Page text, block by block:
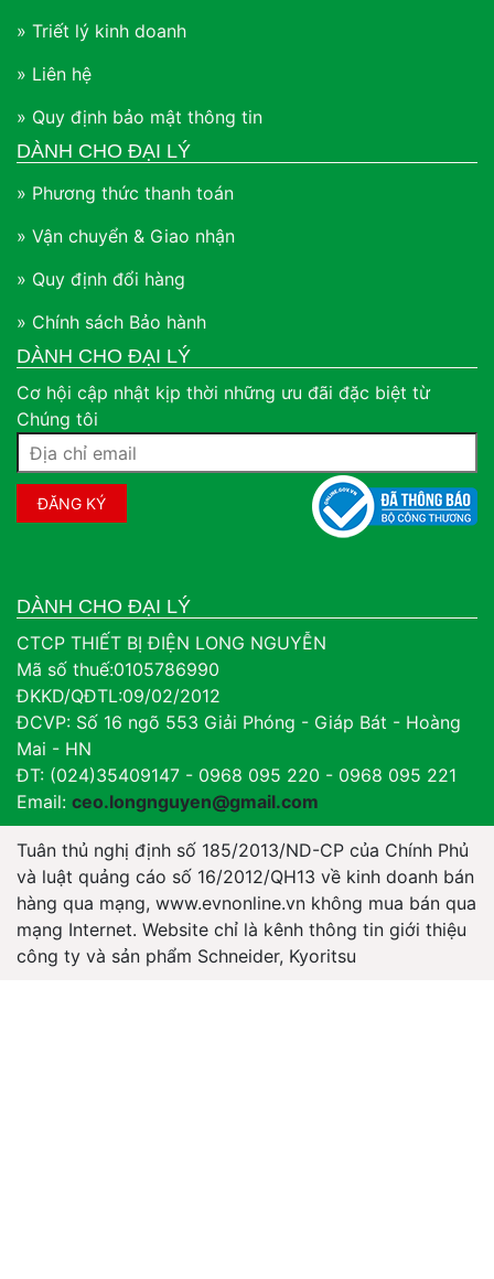
» Triết lý kinh doanh
» Liên hệ
» Quy định bảo mật thông tin
DÀNH CHO ĐẠI LÝ
» Phương thức thanh toán
» Vận chuyển & Giao nhận
» Quy định đổi hàng
» Chính sách Bảo hành
DÀNH CHO ĐẠI LÝ
Cơ hội cập nhật kịp thời những ưu đãi đặc biệt từ
Chúng tôi
DÀNH CHO ĐẠI LÝ
CTCP THIẾT BỊ ĐIỆN LONG NGUYỄN
Mã số thuế:0105786990
ĐKKD/QĐTL:09/02/2012
ĐCVP: Số 16 ngõ 553 Giải Phóng - Giáp Bát - Hoàng
Mai - HN
ĐT: (024)35409147 - 0968 095 220 - 0968 095 221
Email: ceo.longnguyen@gmail.com
Tuân thủ nghị định số 185/2013/ND-CP của Chính Phủ
và luật quảng cáo số 16/2012/QH13 về kinh doanh bán
hàng qua mạng, www.evnonline.vn không mua bán qua
mạng Internet. Website chỉ là kênh thông tin giới thiệu
công ty và sản phẩm Schneider, Kyoritsu